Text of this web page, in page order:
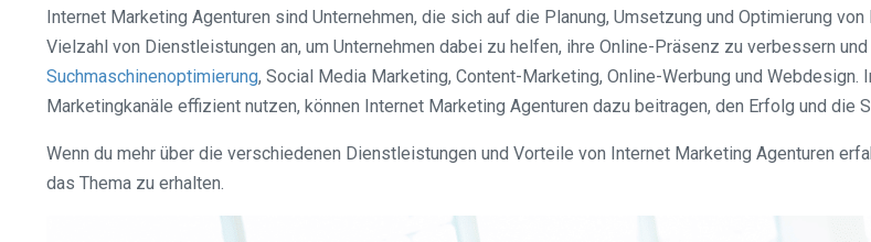
Internet Marketing Agenturen sind Unternehmen, die sich auf die Planung, Umsetzung und Optimierung
Vielzahl von Dienstleistungen an, um Unternehmen dabei zu helfen, ihre Online-Präsenz zu verbessern
Suchmaschinenoptimierung, Social Media Marketing, Content-Marketing, Online-Werbung und
Marketingkanäle effizient nutzen, können Internet Marketing Agenturen dazu beitragen, den Erfolg und
Wenn du mehr über die verschiedenen Dienstleistungen und Vorteile von Internet Marketing Agenturen
das Thema zu erhalten.